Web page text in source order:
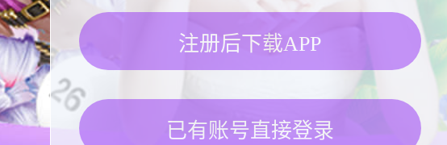
注册后下载APP
已有账号直接登录